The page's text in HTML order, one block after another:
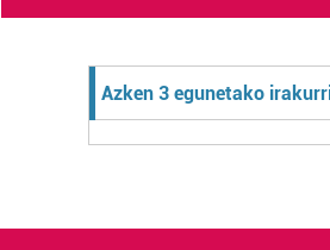
Azken 3 egunetako